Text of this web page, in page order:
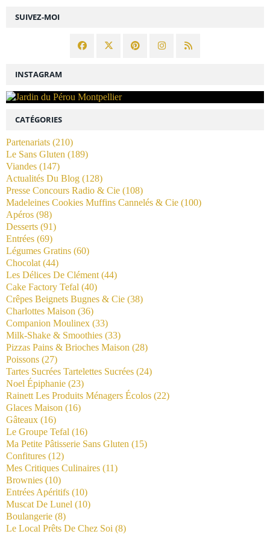
SUIVEZ-MOI
INSTAGRAM
CATÉGORIES
Partenariats (210)
Le Sans Gluten (189)
Viandes (147)
Actualités Du Blog (128)
Presse Concours Radio & Cie (108)
Madeleines Cookies Muffins Cannelés & Cie (100)
Apéros (98)
Desserts (91)
Entrées (69)
Légumes Gratins (60)
Chocolat (44)
Les Délices De Clément (44)
Cake Factory Tefal (40)
Crêpes Beignets Bugnes & Cie (38)
Charlottes Maison (36)
Companion Moulinex (33)
Milk-Shake & Smoothies (33)
Pizzas Pains & Brioches Maison (28)
Poissons (27)
Tartes Sucrées Tartelettes Sucrées (24)
Noel Épiphanie (23)
Rainett Les Produits Ménagers Écolos (22)
Glaces Maison (16)
Gâteaux (16)
Le Groupe Tefal (16)
Ma Petite Pâtisserie Sans Gluten (15)
Confitures (12)
Mes Critiques Culinaires (11)
Brownies (10)
Entrées Apéritifs (10)
Muscat De Lunel (10)
Boulangerie (8)
Le Local Prêts De Chez Soi (8)